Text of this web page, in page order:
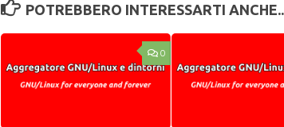
POTREBBERO INTERESSARTI
0